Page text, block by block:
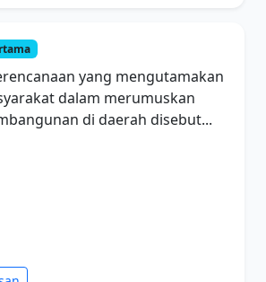
yang mengutamakan
dalam merumuskan
di daerah disebut...